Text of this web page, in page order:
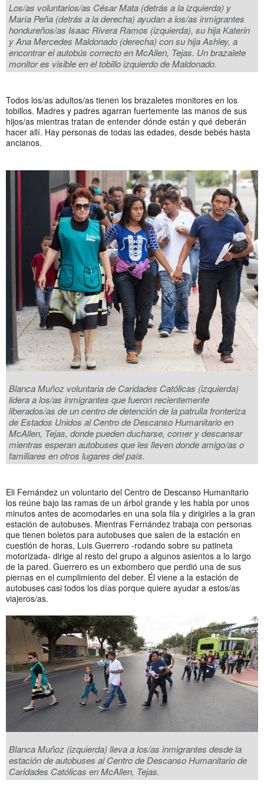
Los/as voluntarios/as César Mata (detrás a la izquierda) y
María Peña (detrás a la derecha) ayudan a los/as inmigrantes
hondureños/as Isaac Rivera Ramos (izquierda), su hija Katerin
y Ana Mercedes Maldonado (derecha) con su hija Ashley, a
encontrar el autobús correcto en McAllen, Tejas. Un brazalete
monitor es visible en el tobillo izquierdo de Maldonado.
Todos los/as adultos/as tienen los brazaletes monitores en los
tobillos. Madres y padres agarran fuertemente las manos de sus
hijos/as mientras tratan de entender dónde están y qué deberán
hacer allí. Hay personas de todas las edades, desde bebés hasta
ancianos.
Blanca Muñoz voluntaria de Caridades Católicas (izquierda)
lidera a los/as inmigrantes que fueron recientemente
liberados/as de un centro de detención de la patrulla fronteriza
de Estados Unidos al Centro de Descanso Humanitario en
McAllen, Tejas, donde pueden ducharse, comer y descansar
mientras esperan autobuses que les lleven donde amigo/as o
familiares en otros lugares del país.
Eli Fernández un voluntario del Centro de Descanso Humanitario
los reúne bajo las ramas de un árbol grande y les habla por unos
minutos antes de acomodarles en una sola fila y dirigirles a la gran
estación de autobuses. Mientras Fernández trabaja con personas
que tienen boletos para autobuses que salen de la estación en
cuestión de horas, Luis Guerrero -rodando sobre su patineta
motorizada- dirige al resto del grupo a algunos asientos a lo largo
de la pared. Guerrero es un exbombero que perdió una de sus
piernas en el cumplimiento del deber. Él viene a la estación de
autobuses casi todos los días porque quiere ayudar a estos/as
viajeros/as.
Blanca Muñoz (izquierda) lleva a los/as inmigrantes desde la
estación de autobuses al Centro de Descanso Humanitario de
Caridades Católicas en McAllen, Tejas.